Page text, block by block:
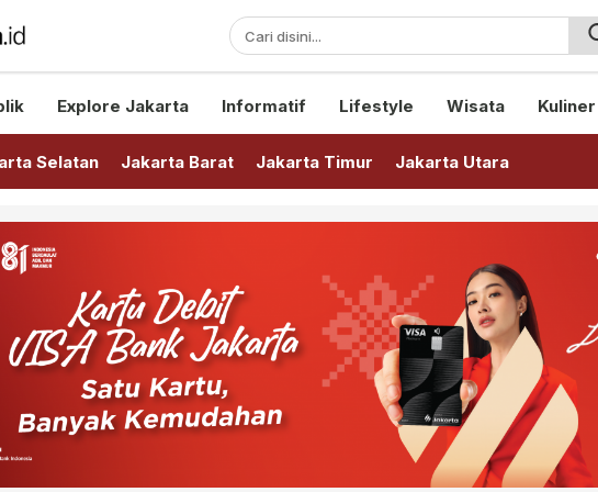
Ada Disini!
Explore Jakarta Informatif Lifestyle Wisata Kuliner
Selatan Jakarta Barat Jakarta Timur Jakarta Utara